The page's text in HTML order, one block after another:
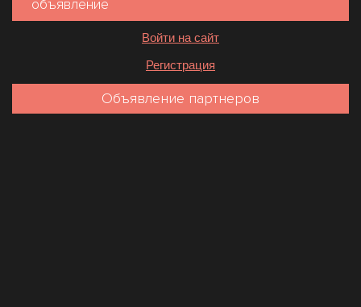
объявление
Войти на сайт
Регистрация
Объявление партнеров